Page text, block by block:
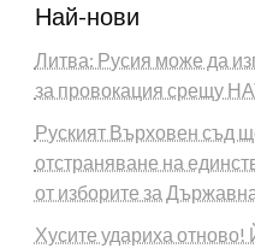
Най-нови
Литва: Русия може да
за провокация срещу
Руският Върховен съд
отстраняване на
от изборите за
Хусите удариха